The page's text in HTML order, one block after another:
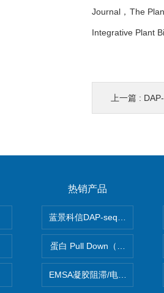
Journal，The
Integrative Plant
上一篇 : DAP-
热销产品
蓝景科信DAP-seq技术服务实
蛋白 Pull Down（蛋白和蛋白
EMSA凝胶阻滞/电泳迁移率实